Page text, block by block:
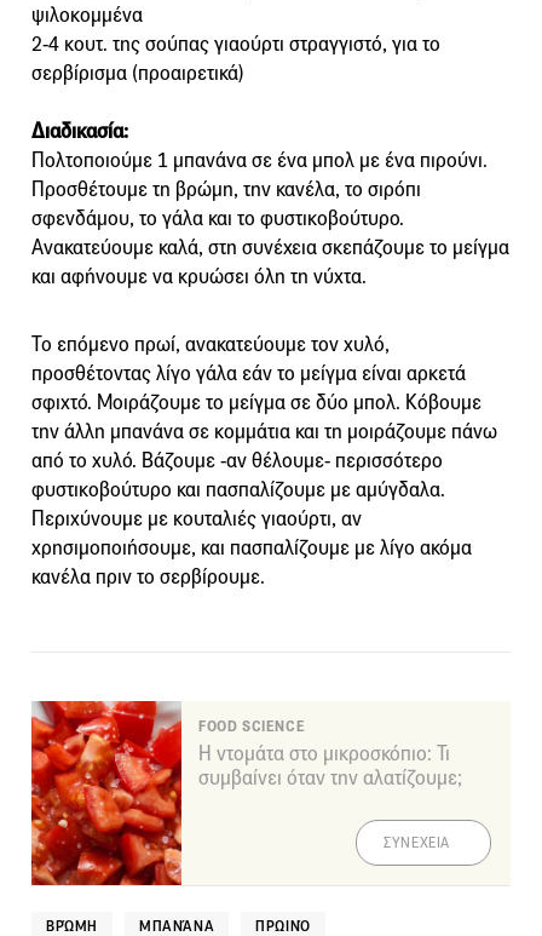
ψιλοκομμένα
2-4 κουτ. της σούπας γιαούρτι στραγγιστό, για το
σερβίρισμα (προαιρετικά)
Διαδικασία:
Πολτοποιούμε 1 μπανάνα σε ένα μπολ με ένα πιρούνι.
Προσθέτουμε τη βρώμη, την κανέλα, το σιρόπι
σφενδάμου, το γάλα και το φυστικοβούτυρο.
Ανακατεύουμε καλά, στη συνέχεια σκεπάζουμε το μείγμα
και αφήνουμε να κρυώσει όλη τη νύχτα.
Το επόμενο πρωί, ανακατεύουμε τον χυλό,
προσθέτοντας λίγο γάλα εάν το μείγμα είναι αρκετά
σφιχτό. Μοιράζουμε το μείγμα σε δύο μπολ. Κόβουμε
την άλλη μπανάνα σε κομμάτια και τη μοιράζουμε πάνω
από το χυλό. Βάζουμε -αν θέλουμε- περισσότερο
φυστικοβούτυρο και πασπαλίζουμε με αμύγδαλα.
Περιχύνουμε με κουταλιές γιαούρτι, αν
χρησιμοποιήσουμε, και πασπαλίζουμε με λίγο ακόμα
κανέλα πριν το σερβίρουμε.
FOOD SCIENCE
Η ντομάτα στο μικροσκόπιο: Τι
συμβαίνει όταν την αλατίζουμε;
ΣΥΝΕΧΕΙΑ
ΒΡΏΜΗ ΜΠΑΝΆΝΑ ΠΡΩΙΝΌ